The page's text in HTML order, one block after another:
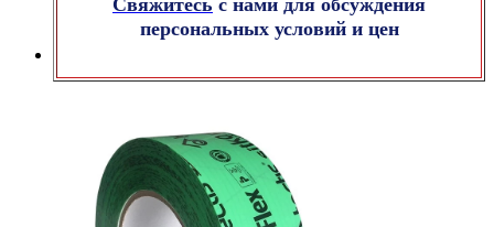
персональных условий и цен